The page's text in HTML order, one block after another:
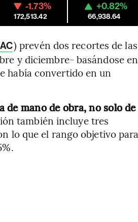
-1.73%
172,513.42
+0.82%
66,938.64
) prevén dos recortes de las
y diciembre- basándose en
había convertido en un
de mano de obra, no solo de
también incluye tres
lo que el rango objetivo para